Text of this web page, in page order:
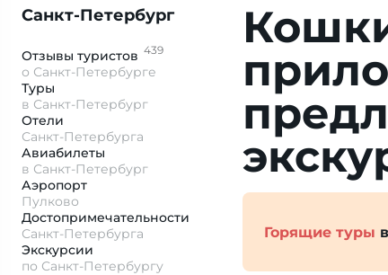
Санкт-Петербург
Отзывы туристов 439
о Санкт-Петербурге
Туры
в Санкт-Петербург
Отели
Санкт-Петербурга
Авиабилеты
в Санкт-Петербург
Аэропорт
Пулково
Достопримеча­тельности
Санкт-Петербурга
Экскурсии
по Санкт-Петербургу
Горящие туры